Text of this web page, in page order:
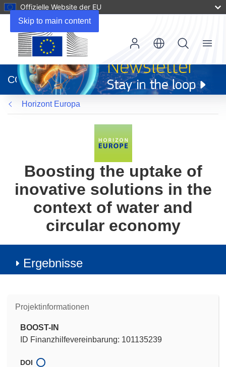
Skip to main content
Offizielle Website der EU
neuem
Fenster)
CORDIS
Menu
Horizont Europa
Boosting the uptake of
inovative solutions in the
context of water and
circular economy
Ergebnisse
Projektinformationen
BOOST-IN
ID Finanzhilfevereinbarung: 101135239
DOI